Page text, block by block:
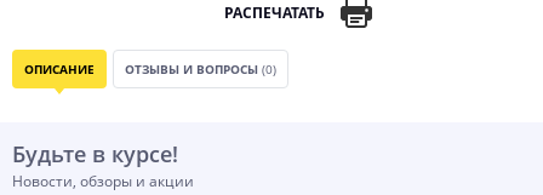
РАСПЕЧАТАТЬ
ОПИСАНИЕ ОТЗЫВЫ И ВОПРОСЫ (0)
Будьте в курсе!
Новости, обзоры и акции